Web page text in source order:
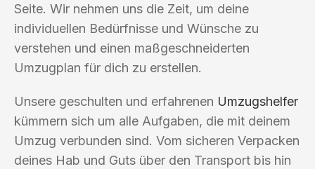
Seite. Wir nehmen uns die Zeit, um deine
individuellen Bedürfnisse und Wünsche zu
verstehen und einen maßgeschneiderten
Umzugplan für dich zu erstellen.
Unsere geschulten und erfahrenen Umzugshelfer
kümmern sich um alle Aufgaben, die mit deinem
Umzug verbunden sind. Vom sicheren Verpacken
deines Hab und Guts über den Transport bis hin